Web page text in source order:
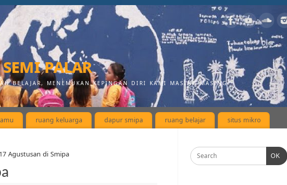
palar
BELAJAR, MENEMUKAN KEPINGAN DIRI KAMI MASING-MASING
ruang keluarga dapur smipa ruang belajar situs mikro
Agustusan di Smipa OK